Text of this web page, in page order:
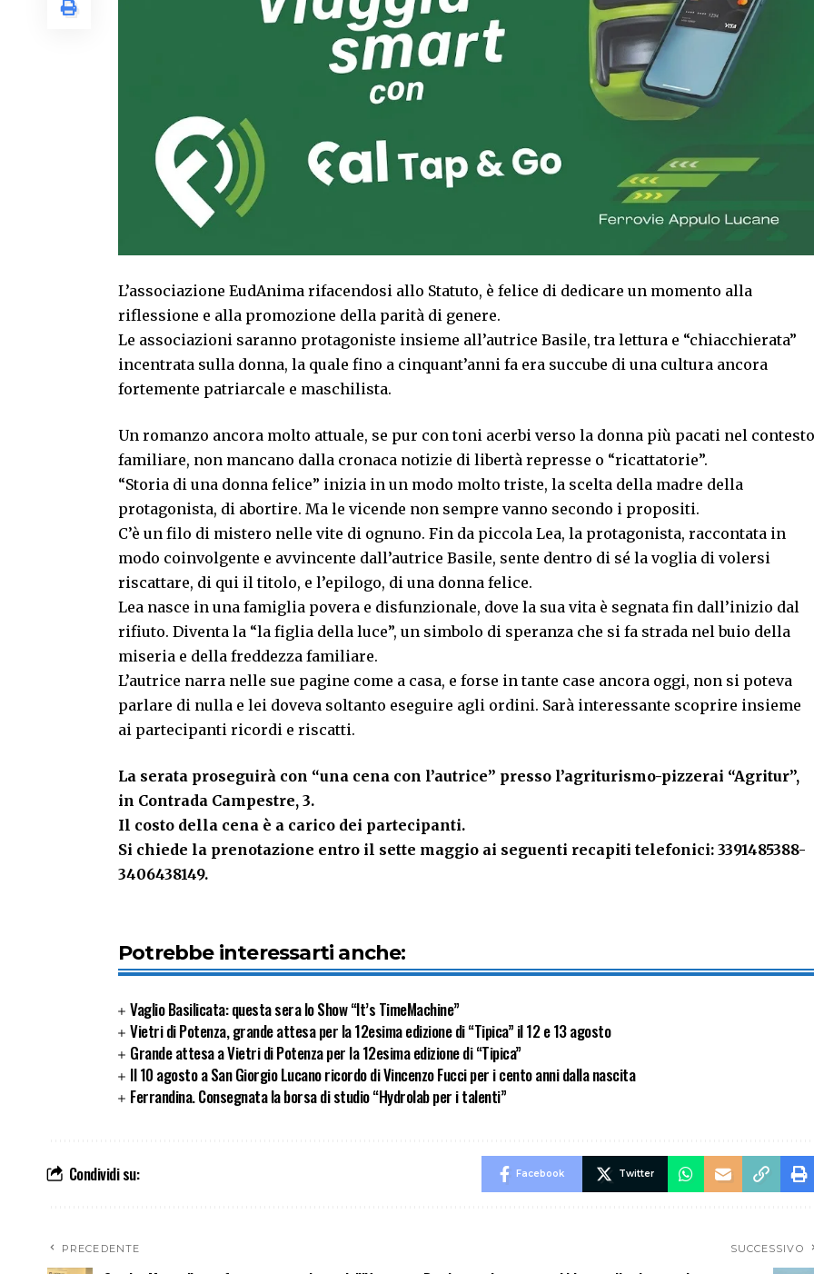
L’associazione EudAnima rifacendosi allo Statuto, è felice di dedicare un momento alla
riflessione e alla promozione della parità di genere.
Le associazioni saranno protagoniste insieme all’autrice Basile, tra lettura e “chiacchierata”
incentrata sulla donna, la quale fino a cinquant’anni fa era succube di una cultura ancora
fortemente patriarcale e maschilista.
Un romanzo ancora molto attuale, se pur con toni acerbi verso la donna più pacati nel contesto
familiare, non mancano dalla cronaca notizie di libertà represse o “ricattatorie”.
“Storia di una donna felice” inizia in un modo molto triste, la scelta della madre della
protagonista, di abortire. Ma le vicende non sempre vanno secondo i propositi.
C’è un filo di mistero nelle vite di ognuno. Fin da piccola Lea, la protagonista, raccontata in
modo coinvolgente e avvincente dall’autrice Basile, sente dentro di sé la voglia di volersi
riscattare, di qui il titolo, e l’epilogo, di una donna felice.
Lea nasce in una famiglia povera e disfunzionale, dove la sua vita è segnata fin dall’inizio dal
rifiuto. Diventa la “la figlia della luce”, un simbolo di speranza che si fa strada nel buio della
miseria e della freddezza familiare.
L’autrice narra nelle sue pagine come a casa, e forse in tante case ancora oggi, non si poteva
parlare di nulla e lei doveva soltanto eseguire agli ordini. Sarà interessante scoprire insieme
ai partecipanti ricordi e riscatti.
La serata proseguirà con “una cena con l’autrice” presso l’agriturismo-pizzerai “Agritur”,
in Contrada Campestre, 3.
Il costo della cena è a carico dei partecipanti.
Si chiede la prenotazione entro il sette maggio ai seguenti recapiti telefonici: 3391485388-
3406438149.
Potrebbe interessarti anche:
Vaglio Basilicata: questa sera lo Show “It’s TimeMachine”
Vietri di Potenza, grande attesa per la 12esima edizione di “Tipica” il 12 e 13 agosto
Grande attesa a Vietri di Potenza per la 12esima edizione di “Tipica”
Il 10 agosto a San Giorgio Lucano ricordo di Vincenzo Fucci per i cento anni dalla nascita
Ferrandina. Consegnata la borsa di studio “Hydrolab per i talenti”
Condividi su: Facebook Twitter
PRECEDENTE SUCCESSIVO